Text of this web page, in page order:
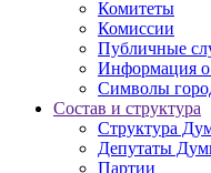
Комитеты
Комиссии
Публичные
Информация о
Символы
Состав и структура
Структура
Депутаты
Партии